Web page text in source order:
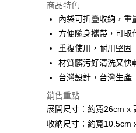
悠遊付
Google Pay
全盈+PAY
大哥付你分期
【大哥付你分期使用說明】
1.本服務由台灣大哥大提
2.付款方式選擇「大哥付
流程，驗證手機門號後，
AFTEE先享後付
相關說明
商品特色
內袋可折疊收納，重
方便隨身攜帶，可取
重複使用，耐用堅固
材質髒污好清洗又快
台灣設計，台灣生產
銷售重點
展開尺寸：約寬26cm x
收納尺寸：約寬10.5cm